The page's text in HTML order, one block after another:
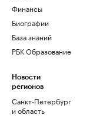
Финансы
Биографии
База знаний
РБК Образование
Новости
регионов
Санкт-Петербург
и область